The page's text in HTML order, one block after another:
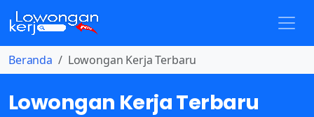
Beranda Lowongan Kerja Terbaru
Lowongan Kerja Terbaru